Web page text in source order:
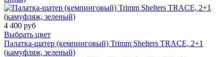
4 400 руб
Выбрать цвет
Палатка-шатер (кемпинговый) Trimm Shelters TRACE, 2+1
(камуфляж, зеленый)